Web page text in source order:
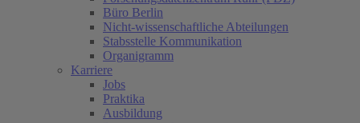
Büro Berlin
Nicht-wissenschaftliche Abteilungen
Stabsstelle Kommunikation
Organigramm
Karriere
Jobs
Praktika
Ausbildung